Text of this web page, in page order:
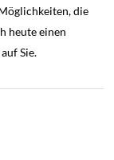
die
heute einen
Sie.